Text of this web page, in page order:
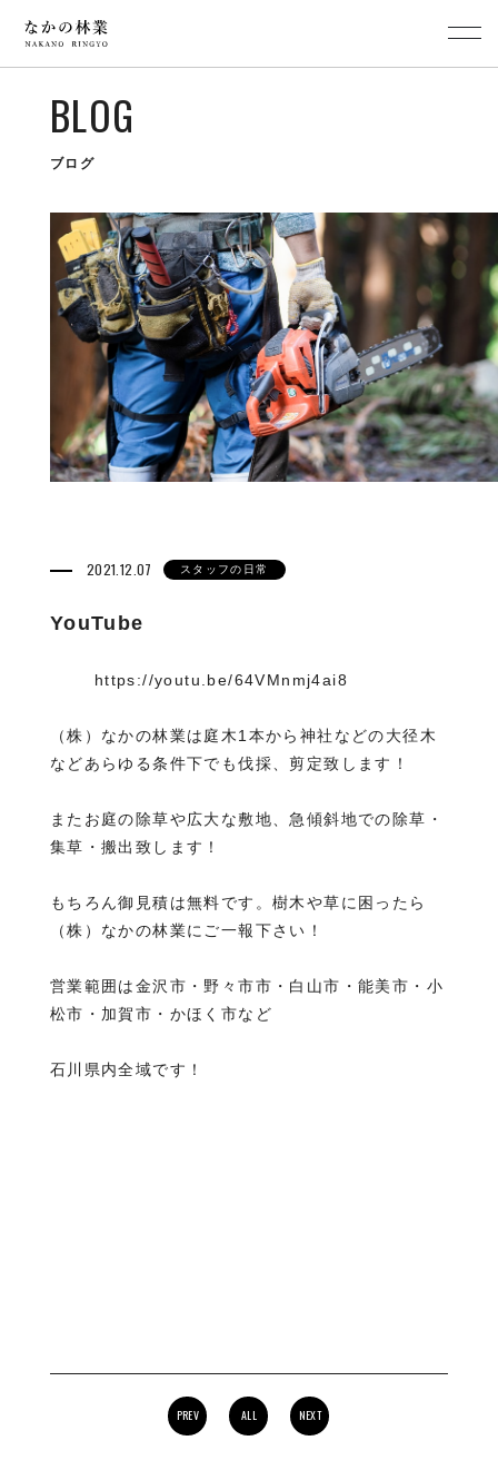
BLOG
ブログ
2021.12.07 スタッフの日常
YouTube
https://youtu.be/64VMnmj4ai8
（株）なかの林業は庭木1本から神社などの大径木
などあらゆる条件下でも伐採、剪定致します！
またお庭の除草や広大な敷地、急傾斜地での除草・
集草・搬出致します！
もちろん御見積は無料です。樹木や草に困ったら
（株）なかの林業にご一報下さい！
営業範囲は金沢市・野々市市・白山市・能美市・小
松市・加賀市・かほく市など
石川県内全域です！
PREV ALL NEXT